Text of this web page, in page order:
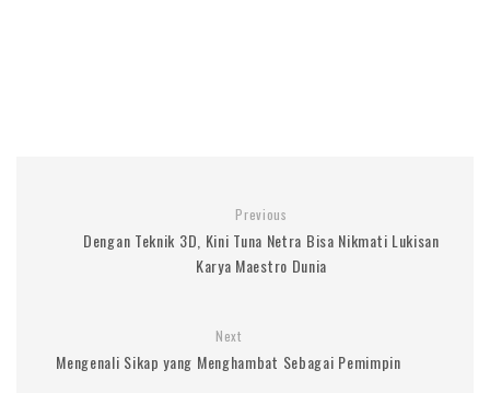
Previous
Dengan Teknik 3D, Kini Tuna Netra Bisa Nikmati Lukisan
Karya Maestro Dunia
Next
Mengenali Sikap yang Menghambat Sebagai Pemimpin